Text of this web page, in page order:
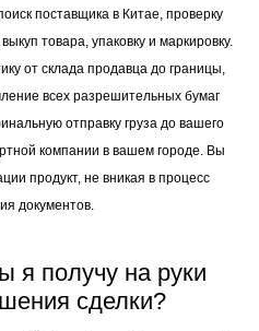
поставщика в Китае, проверку
товара, упаковку и маркировку.
от склада продавца до границы,
всех разрешительных бумаг
отправку груза до вашего
компании в вашем городе. Вы
продукт, не вникая в процесс
документов.
я получу на руки
сделки?